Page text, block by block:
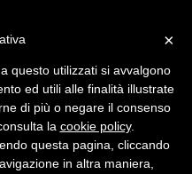
DI CESENA
×
questo utilizzati si avvalgono
ed utili alle finalità illustrate
di più o negare il consenso
la cookie policy.
questa pagina, cliccando
in altra maniera,